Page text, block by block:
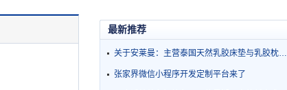
最新推荐
关于安莱曼：主营泰国天然乳胶床垫与乳胶枕…
张家界微信小程序开发定制平台来了